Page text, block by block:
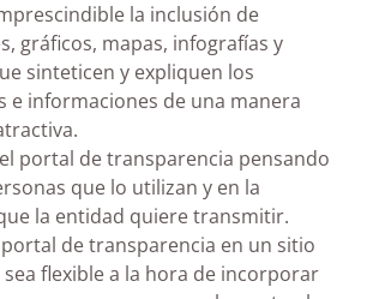
la inclusión de
gráficos, mapas, infografías y
sinteticen y expliquen los
e informaciones de una manera
portal de transparencia pensando
que lo utilizan y en la
la entidad quiere transmitir.
de transparencia en un sitio
flexible a la hora de incorporar